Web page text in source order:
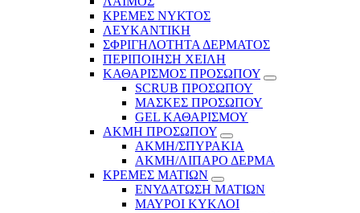
ΚΡΕΜΕΣ ΝΥΚΤΟΣ
ΛΕΥΚΑΝΤΙΚΗ
ΣΦΡΙΓΗΛΟΤΗΤΑ ΔΕΡΜΑΤΟΣ
ΠΕΡΙΠΟΙΗΣΗ ΧΕΙΛΗ
ΚΑΘΑΡΙΣΜΟΣ ΠΡΟΣΩΠΟΥ
SCRUB ΠΡΟΣΩΠΟΥ
ΜΑΣΚΕΣ ΠΡΟΣΩΠΟΥ
GEL ΚΑΘΑΡΙΣΜΟΥ
ΑΚΜΗ ΠΡΟΣΩΠΟΥ
ΑΚΜΗ/ΣΠΥΡΑΚΙΑ
ΑΚΜΗ/ΛΙΠΑΡΟ ΔΕΡΜΑ
ΚΡΕΜΕΣ ΜΑΤΙΩΝ
ΕΝΥΔΑΤΩΣΗ ΜΑΤΙΩΝ
ΜΑΥΡΟΙ ΚΥΚΛΟΙ